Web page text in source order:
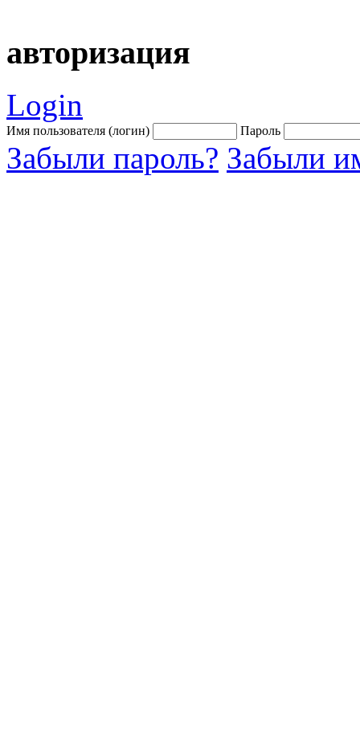
авторизация
Login
Имя пользователя (логин) Пароль
Забыли пароль? Забыли